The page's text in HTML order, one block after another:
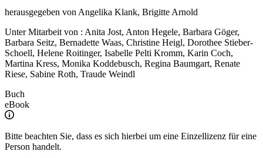
herausgegeben von Angelika Klank, Brigitte Arnold
Unter Mitarbeit von : Anita Jost, Anton Hegele, Barbara Göger,
Barbara Seitz, Bernadette Waas, Christine Heigl, Dorothee Stieber-
Schoell, Helene Roitinger, Isabelle Pelti Kromm, Karin Coch,
Martina Kress, Monika Koddebusch, Regina Baumgart, Renate
Riese, Sabine Roth, Traude Weindl
Buch
eBook
Bitte beachten Sie, dass es sich hierbei um eine Einzellizenz für eine
Person handelt.